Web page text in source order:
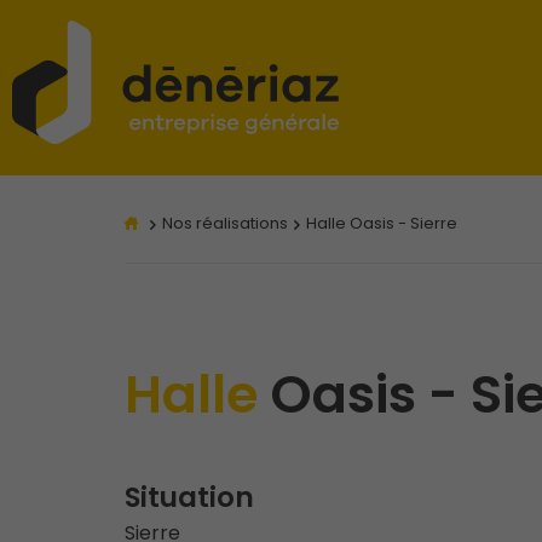
Nos réalisations Halle Oasis - Sierre
Halle Oasis -
Situation
Sierre